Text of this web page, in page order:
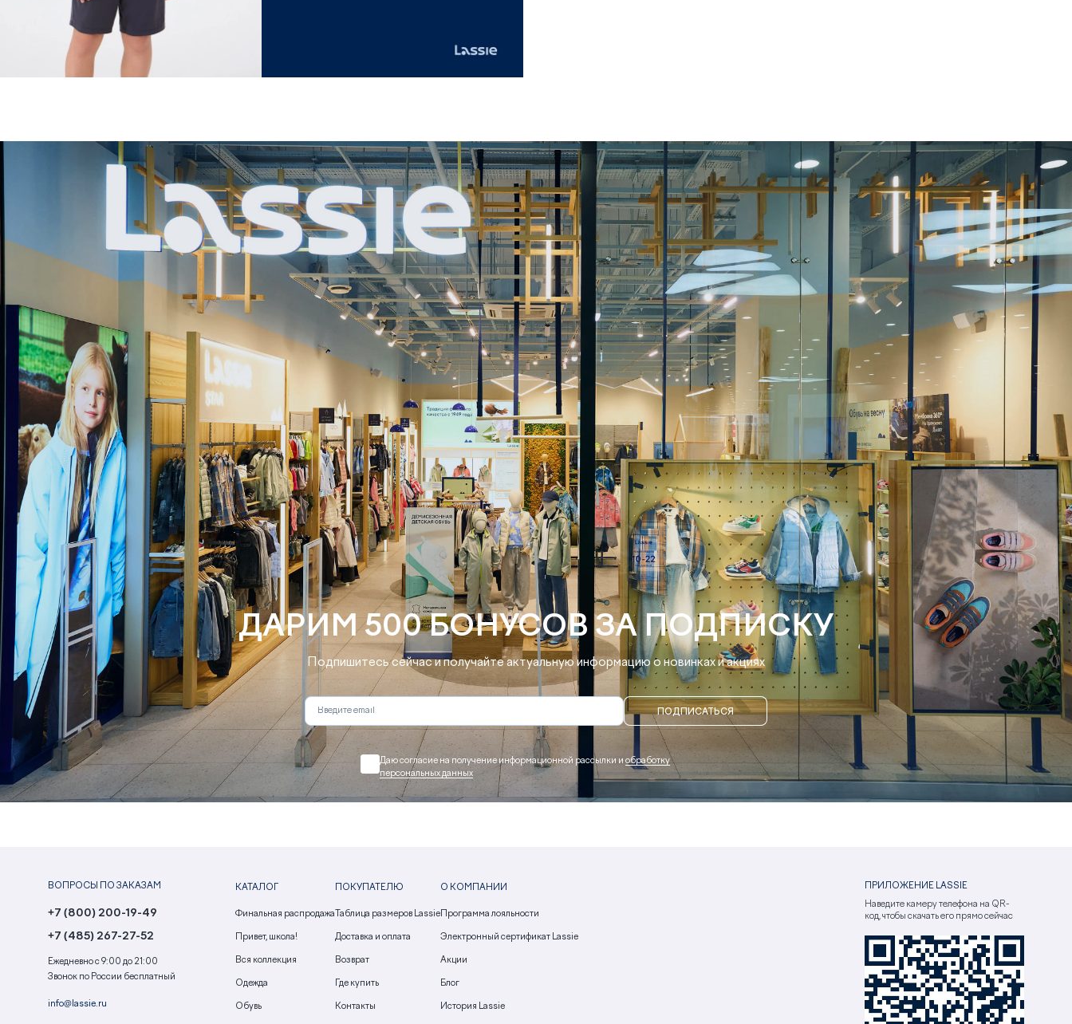
ДАРИМ 500 БОНУСОВ ЗА ПОДПИСКУ
Подпишитесь сейчас и получайте актуальную информацию о новинках и акциях
ПОДПИСАТЬСЯ
Даю согласие на получение информационной рассылки и обработку
персональных данных
ВОПРОСЫ ПО ЗАКАЗАМ
+7 (800) 200-19-49
+7 (485) 267-27-52
Ежедневно с 9:00 до 21:00
Звонок по России бесплатный
info@lassie.ru
КАТАЛОГ
Финальная распродажа
Привет, школа!
Вся коллекция
Одежда
Обувь
ПОКУПАТЕЛЮ
Таблица размеров Lassie
Доставка и оплата
Возврат
Где купить
Контакты
О КОМПАНИИ
Программа лояльности
Электронный сертификат Lassie
Акции
Блог
История Lassie
ПРИЛОЖЕНИЕ LASSIE
Наведите камеру телефона на QR-
код, чтобы скачать его прямо сейчас